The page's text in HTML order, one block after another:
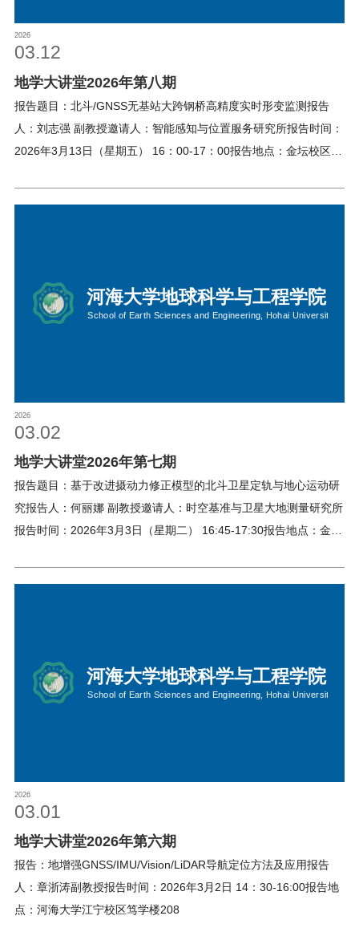
2026
03.12
地学大讲堂2026年第八期
报告题目：北斗/GNSS无基站大跨钢桥高精度实时形变监测报告
人：刘志强 副教授邀请人：智能感知与位置服务研究所报告时间：
2026年3月13日（星期五） 16：00-17：00报告地点：金坛校区2
2026
03.02
地学大讲堂2026年第七期
报告题目：基于改进摄动力修正模型的北斗卫星定轨与地心运动研
究报告人：何丽娜 副教授邀请人：时空基准与卫星大地测量研究所
报告时间：2026年3月3日（星期二） 16:45-17:30报告地点：金坛
2026
03.01
地学大讲堂2026年第六期
报告：地增强GNSS/IMU/Vision/LiDAR导航定位方法及应用报告
人：章浙涛副教授报告时间：2026年3月2日 14：30-16:00报告地
点：河海大学江宁校区笃学楼208